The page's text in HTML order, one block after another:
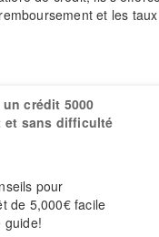
et les
crédit 5000
et sans difficulté
pour
de 5,000€ facile
guide!